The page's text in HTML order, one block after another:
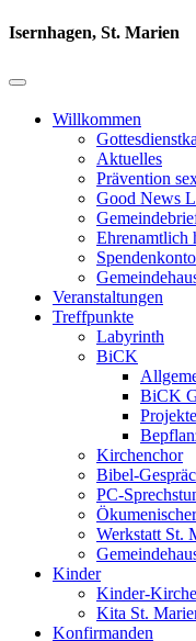
Isernhagen, St. Marien
Willkommen
Aktuelles
Prävention
Good News
Ehrenamtlich
Spendenkonto
Veranstaltungen
Treffpunkte
Labyrinth
BiCK
BiCK
Projekte
Kirchenchor
Bibel-
PC-
Werkstatt St.
Kinder
Kinder-
Kita St.
Konfirmanden